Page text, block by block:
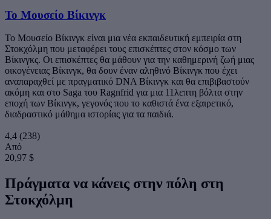
Το Μουσείο Βίκινγκ
Το Μουσείο Βίκινγκ είναι μια νέα εκπαιδευτική εμπειρία στη
Στοκχόλμη που μεταφέρει τους επισκέπτες στον κόσμο των
Βίκινγκς. Οι επισκέπτες θα μάθουν για την καθημερινή ζωή μιας
οικογένειας Βίκινγκ, θα δουν έναν αληθινό Βίκινγκ που έχει
αναπαραχθεί με πραγματικό DNA Βίκινγκ και θα επιβιβαστούν
ακόμη και στο Saga του Ragnfrid για μια 11λεπτη βόλτα στην
εποχή των Βίκινγκ, γεγονός που το καθιστά ένα εξαιρετικό,
διαδραστικό μάθημα ιστορίας για τα παιδιά.
4,4 (238)
Από
20,97 $
Πράγματα να κάνεις στην πόλη στη
Στοκχόλμη